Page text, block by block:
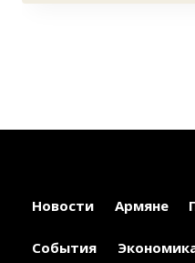
Новости Армяне
События